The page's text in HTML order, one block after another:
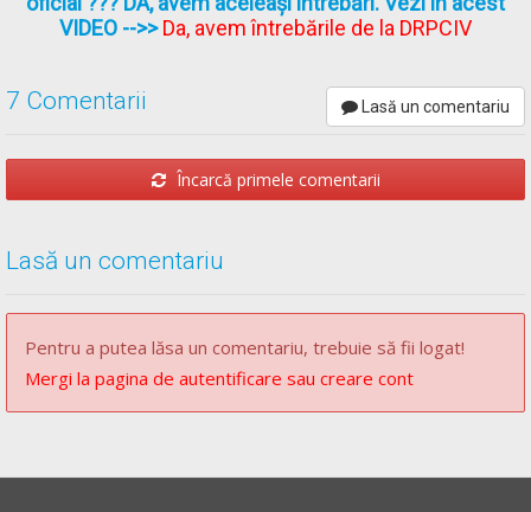
VIDEO -->>Da, avem întrebările de la DRPCIV
7 Comentarii Lasă un comentariu
Încarcă primele comentarii
Lasă un comentariu
Pentru a putea lăsa un comentariu, trebuie să fii logat!
Mergi la pagina de autentificare sau creare cont